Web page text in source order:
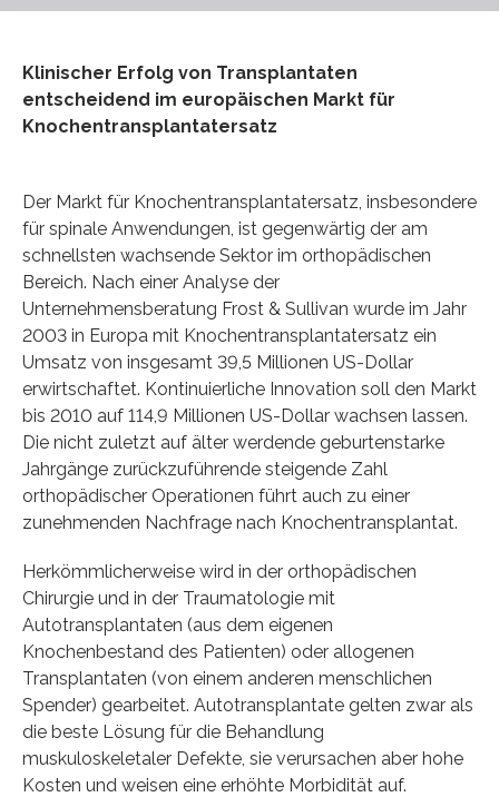
Klinischer Erfolg von Transplantaten
entscheidend im europäischen Markt für
Knochentransplantatersatz
Der Markt für Knochentransplantatersatz, insbesondere
für spinale Anwendungen, ist gegenwärtig der am
schnellsten wachsende Sektor im orthopädischen
Bereich. Nach einer Analyse der
Unternehmensberatung Frost & Sullivan wurde im Jahr
2003 in Europa mit Knochentransplantatersatz ein
Umsatz von insgesamt 39,5 Millionen US-Dollar
erwirtschaftet. Kontinuierliche Innovation soll den Markt
bis 2010 auf 114,9 Millionen US-Dollar wachsen lassen.
Die nicht zuletzt auf älter werdende geburtenstarke
Jahrgänge zurückzuführende steigende Zahl
orthopädischer Operationen führt auch zu einer
zunehmenden Nachfrage nach Knochentransplantat.
Herkömmlicherweise wird in der orthopädischen
Chirurgie und in der Traumatologie mit
Autotransplantaten (aus dem eigenen
Knochenbestand des Patienten) oder allogenen
Transplantaten (von einem anderen menschlichen
Spender) gearbeitet. Autotransplantate gelten zwar als
die beste Lösung für die Behandlung
muskuloskeletaler Defekte, sie verursachen aber hohe
Kosten und weisen eine erhöhte Morbidität auf.